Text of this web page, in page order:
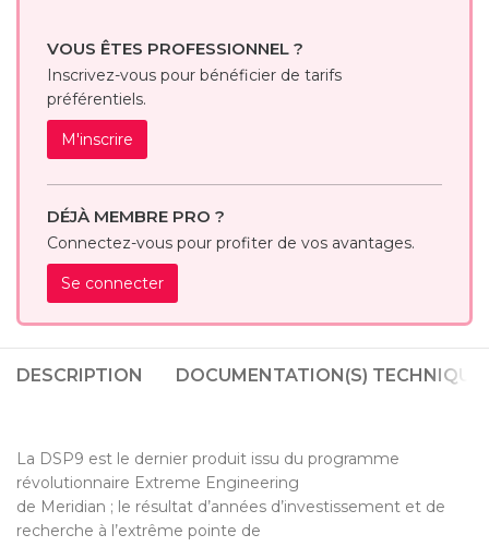
VOUS ÊTES PROFESSIONNEL ?
Inscrivez-vous pour bénéficier de tarifs
préférentiels.
M'inscrire
DÉJÀ MEMBRE PRO ?
Connectez-vous pour profiter de vos avantages.
Se connecter
DESCRIPTION DOCUMENTATION(S)
La DSP9 est le dernier produit issu du programme
révolutionnaire Extreme Engineering
de Meridian ; le résultat d’années d’investissement et de
recherche à l’extrême pointe de